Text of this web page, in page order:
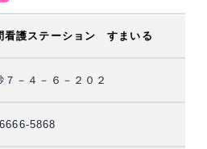
看護ステーション すまいる
７－４－６－２０２
5868